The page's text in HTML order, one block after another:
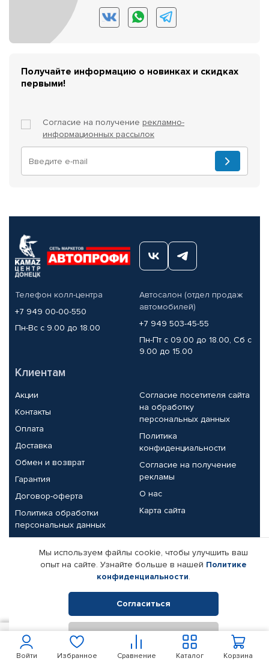
Войти Избранное Сравнение Корзина
Каталог
Получайте информацию о новинках и скидках
первыми!
Согласие на получение рекламно-
информационных рассылок
Телефон колл-центра
+7 949 00-00-550
Пн-Вс с 9.00 до 18.00
Автосалон (отдел продаж
автомобилей)
+7 949 503-45-55
Пн-Пт с 09.00 до 18.00, Сб с
9.00 до 15.00
Клиентам
Акции
Контакты
Оплата
Доставка
Обмен и возврат
Гарантия
Договор-оферта
Политика обработки
персональных данных
Согласие посетителя сайта
на обработку
персональных данных
Политика
конфиденциальности
Согласие на получение
рекламы
О нас
Карта сайта
Партнерам
Корпоративным клиентам
Поставщикам
Реквизиты компании
© КАМАЗ ЦЕНТР ДОНЕЦК, 2015-2026. Все права защищены.
Интернет-магазин автомобильных товаров Автопрофи.
Мы используем файлы cookie, чтобы улучшить ваш
опыт на сайте. Узнайте больше в нашей Политике
конфиденциальности.
Согласиться
Отклонить
200 В корзину